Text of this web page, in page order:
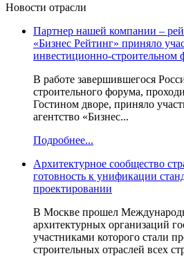
Новости отрасли
Партнер нашей компании –
«Бизнес Рейтинг» приняло
инвестиционно-строительном
В работе завершившегося
строительного форума,
Гостином дворе, приняло
агентство «Бизнес...
Подробнее...
Архитектурное сообщество
готовность к унификации
проектировании
В Москве прошел
архитектурных организаций
участниками которого стали
строительных отраслей всех